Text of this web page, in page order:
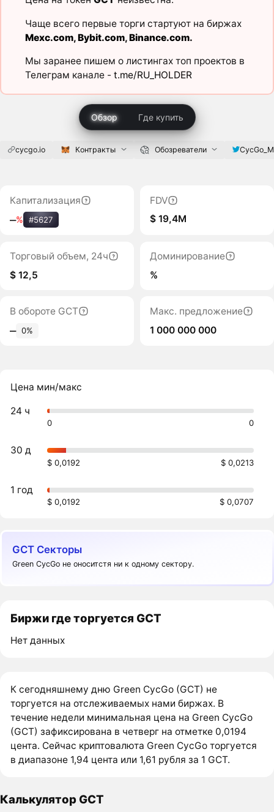
Чаще всего первые торги стартуют на биржах
Mexc.com,Bybit.com,Binance.com.
Мы заранее пишем о листингах топ проектов в
Телеграм канале - t.me/RU_HOLDER
Обзор Где купить
cycgo.io Контракты Обозреватели
Капитализация
‒% #5627
FDV
$ 19,4M
Торговый объем, 24ч
$ 12,5
Доминирование
%
В обороте GCT
‒ 0%
Макс. предложение
1 000 000 000
Цена мин/макс
24 ч
0 0
30 д
$ 0,0192 $ 0,0213
1 год
$ 0,0192 $ 0,0707
GCT Секторы
Green CycGo не оноситстя ни к одному сектору.
Биржи где торгуется GCT
Нет данных
К сегодняшнему дню Green CycGo (GCT) не
торгуется на отслеживаемых нами биржах. В
течение недели минимальная цена на Green CycGo
(GCT) зафиксирована в четверг на отметке 0,0194
цента. Сейчас криптовалюта Green CycGo торгуется
в диапазоне 1,94 цента или 1,61 рубля за 1 GCT.
Калькулятор GCT